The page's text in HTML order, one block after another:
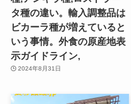
タ種の違い。輸入調整品は
ビカーラ種が増えていると
いう事情。外食の原産地表
示ガイドライン,
2024年8月31日